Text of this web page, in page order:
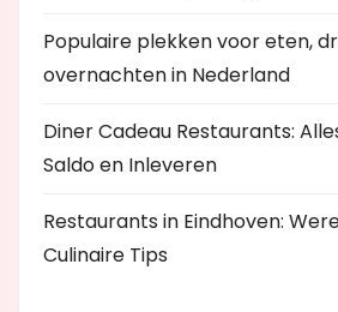
Populaire plekken voor eten,
overnachten in Nederland
Diner Cadeau Restaurants:
Saldo en Inleveren
Restaurants in Eindhoven:
Culinaire Tips